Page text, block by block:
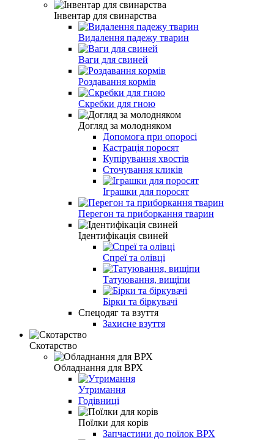
Інвентар для свинарства
Видалення падежу тварин
Ваги для свиней
Роздавання кормів
Скребки для гною
Догляд за молодняком
Допомога при опоросі
Кастрація поросят
Купірування хвостів
Сточування кликів
Іграшки для поросят
Перегон та приборкання тварин
Ідентифікація свиней
Спреї та олівці
Татуювання, вищіпи
Бірки та біркувачі
Спецодяг та взуття
Захисне взуття
Скотарство
Обладнання для ВРХ
Утримання
Годівниці
Поїлки для корів
Запчастини до поїлок ВРХ